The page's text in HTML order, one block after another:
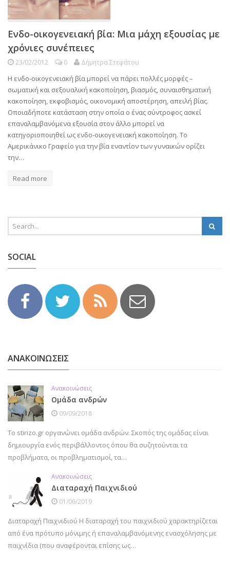
Ενδο-οικογενειακή βία: Μια μάχη εξουσίας με
χρόνιες συνέπειες
23/02/2012 0 Δήμητρα Στεφάτου
Η ενδο-οικογενειακή βία μπορεί να πάρει πολλές μορφές –
σωματική και σεξουαλική κακοποίηση, βιασμός, συναισθηματική
κακοποίηση, εκφοβισμός, οικονομική αποστέρηση, απειλή βίας.
Οποιαδήποτε κατάσταση στην οποία ο ένας σύντροφος ασκεί
επαναλαμβανόμενα εξουσία στον άλλο μπορεί να
κατηγοριοποιηθεί ως ενδο-οικογενειακή κακοποίηση. Το
Αμερικάνικο Γραφείο για την βία εναντίον των γυναικών ορίζει
την…
Read more
SOCIAL
ΑΝΑΚΟΙΝΩΣΕΙΣ
Ανακοινώσεις
Ομάδα ανδρών
09/09/2018
Το stirizo.gr οργανώνει ομάδα ανδρών. Σκοπός της ομάδας είναι
δημιουργία ενός περιβάλλοντος όπου θα συζητούνται τα
προβλήματα, οι προβληματισμοί, τα…
Ανακοινώσεις
Διαταραχή Παιχνιδιού
01/06/2019
Διαταραχή Παιχνιδιού Η διαταραχή του παιχνιδιού χαρακτηρίζεται
από ένα πρότυπο μόνιμης ή επαναλαμβανόμενης ενασχόλησης με
παιχνίδια (που αναφέρονται επίσης ως…